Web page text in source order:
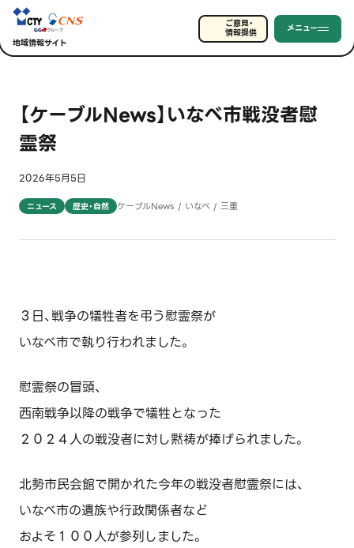
地域情報サイト
ご意見・
情報提供 メニュー
【ケーブルNews】いなべ市戦没者慰
霊祭
2026年5月5日
ニュース 歴史・自然 ケーブルNews / いなべ / 三重
３日、戦争の犠牲者を弔う慰霊祭が
いなべ市で執り行われました。
慰霊祭の冒頭、
西南戦争以降の戦争で犠牲となった
２０２４人の戦没者に対し黙祷が捧げられました。
北勢市民会館で開かれた今年の戦没者慰霊祭には、
いなべ市の遺族や行政関係者など
およそ１００人が参列しました。